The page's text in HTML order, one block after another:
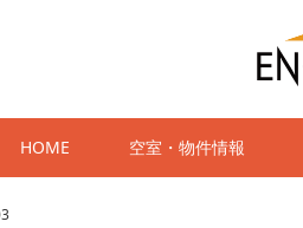
HOME 空室・物件情報